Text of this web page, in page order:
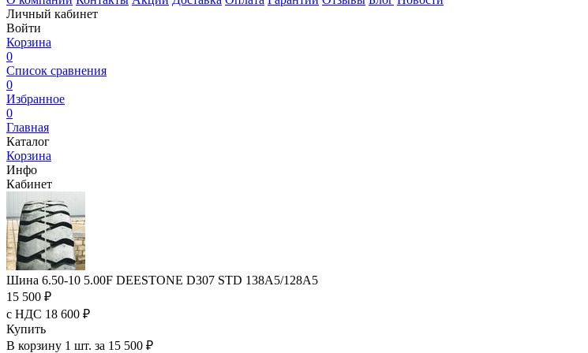
Личный кабинет
Войти
Корзина
0
Список сравнения
0
Избранное
0
Главная
Каталог
Корзина
Инфо
Кабинет
Шина 6.50-10 5.00F DEESTONE D307 STD 138A5/128A5
15 500 ₽
с НДС 18 600 ₽
Купить
В корзину 1 шт. за 15 500 ₽